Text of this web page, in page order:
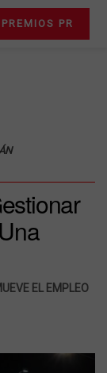
PREMIOS PR
EL EMPLEO